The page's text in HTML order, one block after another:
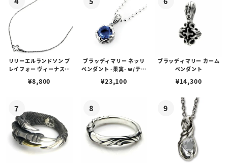
リリーエルランドソン プ
レイフォー ヴィーナスチ
¥8,800
ブラッディマリー ネッリ
ペンダント -果実- w/ティ
¥23,100
ブラッディマリー カーム
ペンダント
¥14,300